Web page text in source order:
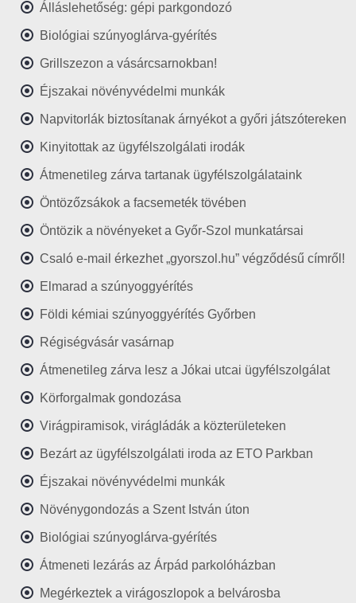
Álláslehetőség: gépi parkgondozó
Biológiai szúnyoglárva-gyérítés
Grillszezon a vásárcsarnokban!
Éjszakai növényvédelmi munkák
Napvitorlák biztosítanak árnyékot a győri játszótereken
Kinyitottak az ügyfélszolgálati irodák
Átmenetileg zárva tartanak ügyfélszolgálataink
Öntözőzsákok a facsemeték tövében
Öntözik a növényeket a Győr-Szol munkatársai
Csaló e-mail érkezhet „gyorszol.hu” végződésű címről!
Elmarad a szúnyoggyérítés
Földi kémiai szúnyoggyérítés Győrben
Régiségvásár vasárnap
Átmenetileg zárva lesz a Jókai utcai ügyfélszolgálat
Körforgalmak gondozása
Virágpiramisok, virágládák a közterületeken
Bezárt az ügyfélszolgálati iroda az ETO Parkban
Éjszakai növényvédelmi munkák
Növénygondozás a Szent István úton
Biológiai szúnyoglárva-gyérítés
Átmeneti lezárás az Árpád parkolóházban
Megérkeztek a virágoszlopok a belvárosba